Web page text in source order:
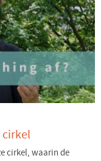
cirkel
cirkel, waarin de